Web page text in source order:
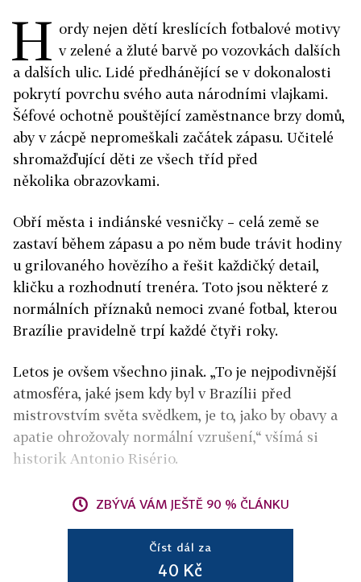
H ordy nejen dětí kreslících fotbalové motivy
v zelené a žluté barvě po vozovkách dalších
a dalších ulic. Lidé předhánějící se v dokonalosti
pokrytí povrchu svého auta národními vlajkami.
Šéfové ochotně pouštějící zaměstnance brzy domů,
aby v zácpě nepromeškali začátek zápasu. Učitelé
shromažďující děti ze všech tříd před
několika obrazovkami.
Obří města i indiánské vesničky – celá země se
zastaví během zápasu a po něm bude trávit hodiny
u grilovaného hovězího a řešit každičký detail,
kličku a rozhodnutí trenéra. Toto jsou některé z
normálních příznaků nemoci zvané fotbal, kterou
Brazílie pravidelně trpí každé čtyři roky.
Letos je ovšem všechno jinak. „To je nejpodivnější
atmosféra, jaké jsem kdy byl v Brazílii před
mistrovstvím světa svědkem, je to, jako by obavy a
apatie ohrožovaly normální vzrušení,“ všímá si
historik Antonio Risério.
ZBÝVÁ VÁM JEŠTĚ 90 % ČLÁNKU
Číst dál za
40 Kč